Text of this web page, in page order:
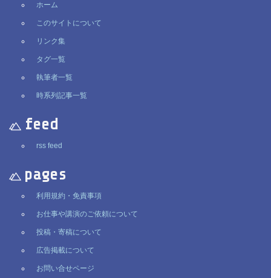
ホーム
このサイトについて
リンク集
タグ一覧
執筆者一覧
時系列記事一覧
feed
rss feed
pages
利用規約・免責事項
お仕事や講演のご依頼について
投稿・寄稿について
広告掲載について
お問い合せページ